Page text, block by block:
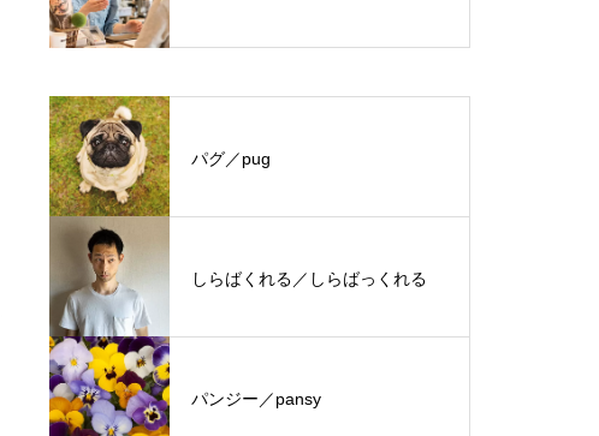
パグ／pug
しらばくれる／しらばっくれる
パンジー／pansy